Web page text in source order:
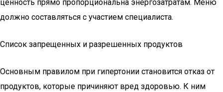
ценность прямо пропорциональна энергозатратам. Меню
должно составляться с участием специалиста.
Список запрещенных и разрешенных продуктов
Основным правилом при гипертонии становится отказ от
продуктов, которые причиняют вред здоровью. К ним